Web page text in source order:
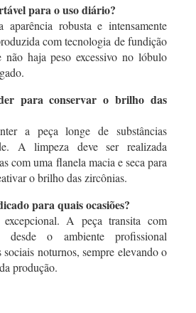
para o uso diário?
robusta e intensamente
com tecnologia de fundição
não haja peso excessivo no lóbulo
para conservar o brilho das
a peça longe de substâncias
A limpeza deve ser realizada
com uma flanela macia e seca para
o brilho das zircônias.
para quais ocasiões?
A peça transita com
desde o ambiente profissional
sociais noturnos, sempre elevando o
produção.